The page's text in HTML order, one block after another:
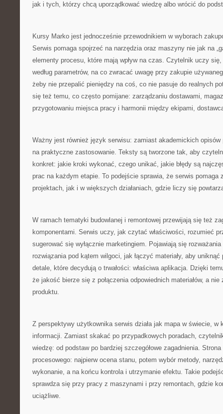
jak i tych, którzy chcą uporządkować wiedzę albo wrócić do
Kursy Marko jest jednocześnie przewodnikiem w wyborach
Serwis pomaga spojrzeć na narzędzia oraz maszyny nie jak na
elementy procesu, które mają wpływ na czas. Czytelnik uczy
według parametrów, na co zwracać uwagę przy zakupie
żeby nie przepalić pieniędzy na coś, co nie pasuje do realnych
się też temu, co często pomijane: zarządzaniu dostawami,
przygotowaniu miejsca pracy i harmonii między ekipami,
Ważny jest również język serwisu: zamiast akademickich
na praktyczne zastosowanie. Teksty są tworzone tak, aby
konkret: jakie kroki wykonać, czego unikać, jakie błędy są
prac na każdym etapie. To podejście sprawia, że serwis pomaga
projektach, jak i w większych działaniach, gdzie liczy się
W ramach tematyki budowlanej i remontowej przewijają się też
komponentami. Serwis uczy, jak czytać właściwości, rozumieć
sugerować się wyłącznie marketingiem. Pojawiają się
rozwiązania pod kątem wilgoci, jak łączyć materiały, aby
detale, które decydują o trwałości: właściwa aplikacja. Dzięki
że jakość bierze się z połączenia odpowiednich materiałów, a nie
produktu.
Z perspektywy użytkownika serwis działa jak mapa w świecie, w
informacji. Zamiast skakać po przypadkowych poradach,
wiedzę: od podstaw po bardziej szczegółowe zagadnienia.
procesowego: najpierw ocena stanu, potem wybór metody,
wykonanie, a na końcu kontrola i utrzymanie efektu. Takie
sprawdza się przy pracy z maszynami i przy remontach, gdzie
uciążliwe.